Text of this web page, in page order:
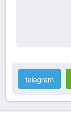
telegram